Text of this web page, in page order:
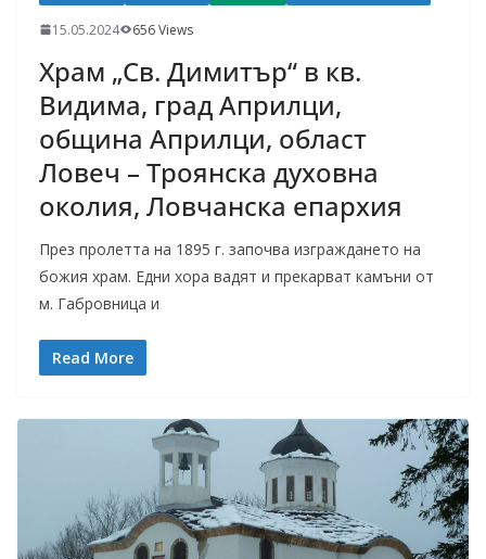
15.05.2024 656 Views
Храм „Св. Димитър“ в кв.
Видима, град Априлци,
община Априлци, област
Ловеч – Троянска духовна
околия, Ловчанска епархия
През пролетта на 1895 г. започва изграждането на
божия храм. Едни хора вадят и прекарват камъни от
м. Габровница и
Read More